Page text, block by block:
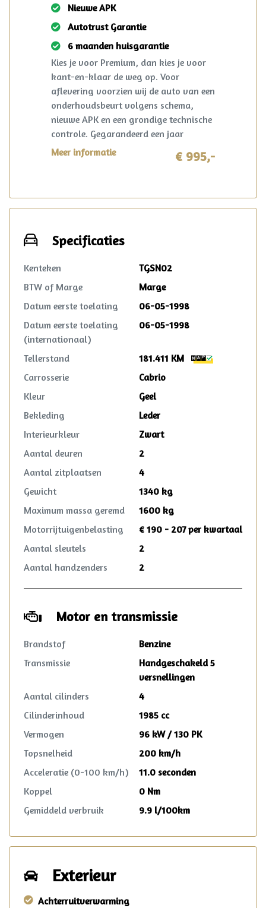
Nieuwe APK
Autotrust Garantie
6 maanden huisgarantie
Kies je voor Premium, dan kies je voor
kant-en-klaar de weg op. Voor
aflevering voorzien wij de auto van een
onderhoudsbeurt volgens schema,
nieuwe APK en een grondige technische
controle. Gegarandeerd een jaar
onderhoudsvrij rijden. Ook krijg je 6
maanden AutoHuis24 garantie op deze
volgens de heldere voorwaarden, waar
overleg zelfs plaatsvinden bij de lokale
garage!
Meer informatie € 995,-
Specificaties
Kenteken
TGSN02
BTW of Marge
Marge
Datum eerste toelating
06-05-1998
Datum eerste toelating
(internationaal)
06-05-1998
Tellerstand
181.411 KM
Carrosserie
Cabrio
Kleur
Geel
Bekleding
Leder
Interieurkleur
Zwart
Aantal deuren
2
Aantal zitplaatsen
4
Gewicht
1340 kg
Maximum massa geremd
1600 kg
Motorrijtuigenbelasting
€ 190 - 207 per kwartaal
Aantal sleutels
2
Aantal handzenders
2
Motor en transmissie
Brandstof
Benzine
Transmissie
Handgeschakeld 5
versnellingen
Aantal cilinders
4
Cilinderinhoud
1985 cc
Vermogen
96 kW / 130 PK
Topsnelheid
200 km/h
Acceleratie (0-100 km/h)
11.0 seconden
Koppel
0 Nm
Gemiddeld verbruik
9.9 l/100km
Exterieur
Achterruitverwarming